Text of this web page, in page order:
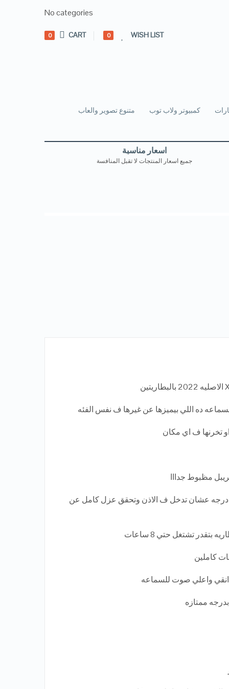
No categories
WISH LIST
0
CART
0
كمبيوتر ولاب توب متنوع تصوير والعاب
اسعار مناسبة
جميع اسعار المنتجات لا تقبل المنافسة
ده اللي بيميزها عن غيرها ف نفس الفئه
تخرنها ف اي مكان
مظبوط جدااا
✔️ الاذن نفسها مصممه بزوايه 45 درجه عشان تدخل ف الاذن وتحقق عزل كامل عن